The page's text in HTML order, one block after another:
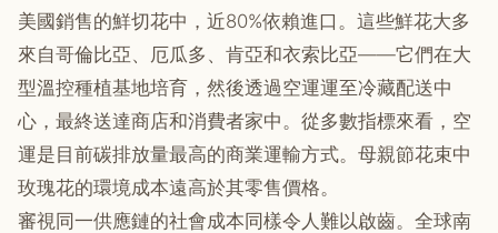
美國銷售的鮮切花中，近80%依賴進口。這些鮮花大多
來自哥倫比亞、厄瓜多、肯亞和衣索比亞——它們在大
型溫控種植基地培育，然後透過空運運至冷藏配送中
心，最終送達商店和消費者家中。從多數指標來看，空
運是目前碳排放量最高的商業運輸方式。母親節花束中
玫瑰花的環境成本遠高於其零售價格。
審視同一供應鏈的社會成本同樣令人難以啟齒。全球南